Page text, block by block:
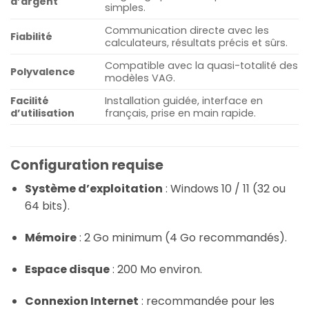
simples.
Fiabilité
Communication directe avec les
calculateurs, résultats précis et sûrs.
Polyvalence
Compatible avec la quasi-totalité des
modèles VAG.
Facilité
d’utilisation
Installation guidée, interface en
français, prise en main rapide.
Configuration requise
Système d’exploitation : Windows 10 / 11 (32 ou
64 bits).
Mémoire: 2 Go minimum (4 Go recommandés).
Espace disque: 200 Mo environ.
Connexion Internet : recommandée pour les